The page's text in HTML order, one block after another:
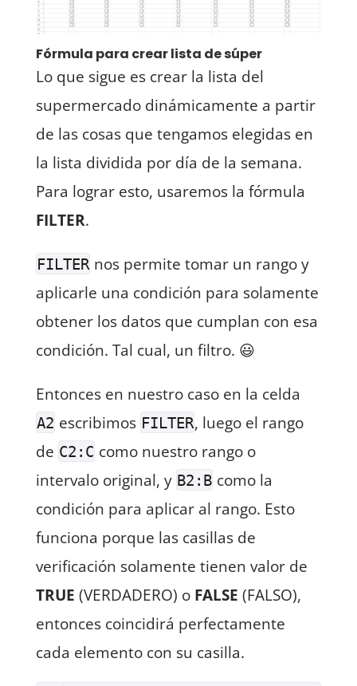
Fórmula para crear lista de súper
Lo que sigue es crear la lista del
supermercado dinámicamente a partir
de las cosas que tengamos elegidas en
la lista dividida por día de la semana.
Para lograr esto, usaremos la fórmula
FILTER.
FILTERnos permite tomar un rango y
aplicarle una condición para solamente
obtener los datos que cumplan con esa
condición. Tal cual, un filtro. 😃
Entonces en nuestro caso en la celda
A2 escribimos FILTER, luego el rango
de C2:C como nuestro rango o
intervalo original, y B2:B como la
condición para aplicar al rango. Esto
funciona porque las casillas de
verificación solamente tienen valor de
TRUE (VERDADERO) o FALSE (FALSO),
entonces coincidirá perfectamente
cada elemento con su casilla.